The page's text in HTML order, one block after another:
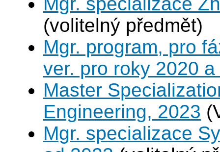
(volitelný předmět)
Mgr. program, pro
ver. pro roky 2020
Master
Engineering, 2023
Mgr. specializace